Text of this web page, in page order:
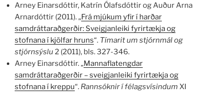
Arney Einarsdóttir, Katrín Ólafsdóttir og Auður Arna
Arnardóttir (2011). „Frá mjúkum yfir í harðar
samdráttaraðgerðir: Sveigjanleiki fyrirtækja og
stofnana í kjölfar hruns“. Tímarit um stjórnmál og
stjórnsýslu 2 (2011), bls. 327-346.
Arney Einarsdóttir. „Mannaflatengdar
samdráttaraðgerðir – sveigjanleiki fyrirtækja og
stofnana í kreppu“. Rannsóknir í félagsvísindum XI